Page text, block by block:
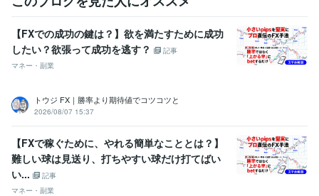
【FXでの成功の鍵は？】欲を満たすために成功
したい？欲張って成功を逃す？
記事
マネー・副業
トウジ FX｜勝率より期待値でコツコツと
2026/08/07 15:37
【FXで稼ぐために、やれる簡単なこととは？】
難しい球は見送り、打ちやすい球だけ打てばい
い...
記事
マネー・副業